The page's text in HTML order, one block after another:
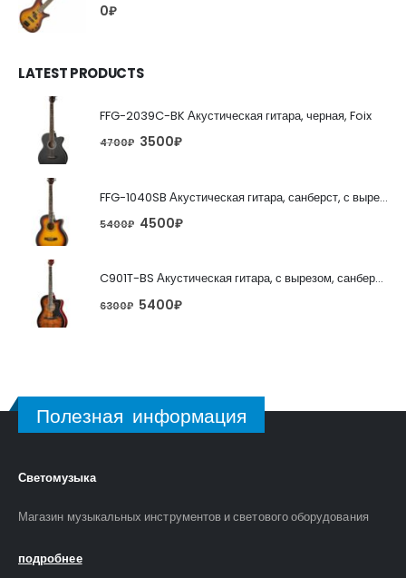
0₽
LATEST PRODUCTS
FFG-2039C-BK Акустическая гитара, черная, Foix
4700₽ 3500₽
FFG-1040SB Акустическая гитара, санберст, с вырезом, Foix
5400₽ 4500₽
C901T-BS Акустическая гитара, с вырезом, санберст, Caraya
6300₽ 5400₽
Полезная информация
Светомузыка
Магазин музыкальных инструментов и светового оборудования
подробнее